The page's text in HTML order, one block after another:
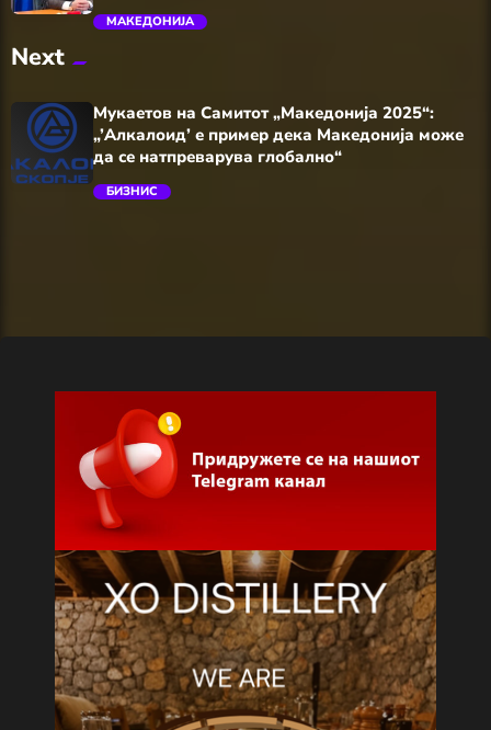
МАКЕДОНИЈА
Next
Мукаетов на Самитот „Македонија 2025“:
„’Алкалоид’ е пример дека Македонија може
да се натпреварува глобално“
БИЗНИС